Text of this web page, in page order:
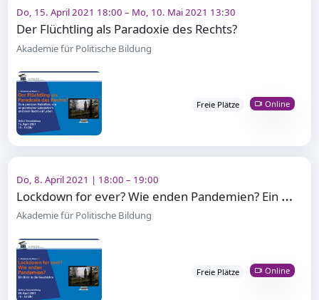
Do, 15. April 2021 18:00 – Mo, 10. Mai 2021 13:30
Der Flüchtling als Paradoxie des Rechts?
Akademie für Politische Bildung
Freie Plätze Online
Do, 8. April 2021 | 18:00 – 19:00
L
ockdown for ever? Wie enden Pandemien? Ein Blick in die Geschichte
Akademie für Politische Bildung
Freie Plätze Online